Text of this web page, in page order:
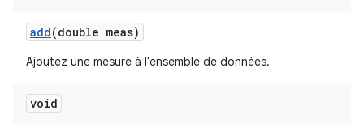
add(double meas)
Ajoutez une mesure à l'ensemble de données.
void